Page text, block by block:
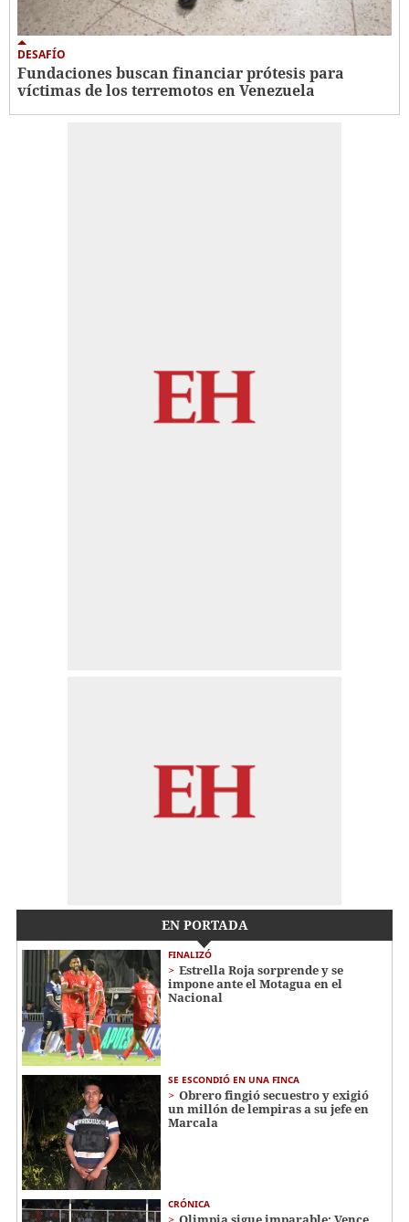
DESAFÍO
Fundaciones buscan financiar prótesis para
víctimas de los terremotos en Venezuela
EN PORTADA
FINALIZÓ
Estrella Roja sorprende y se
impone ante el Motagua en el
Nacional
SE ESCONDIÓ EN UNA FINCA
Obrero fingió secuestro y exigió
un millón de lempiras a su jefe en
Marcala
CRÓNICA